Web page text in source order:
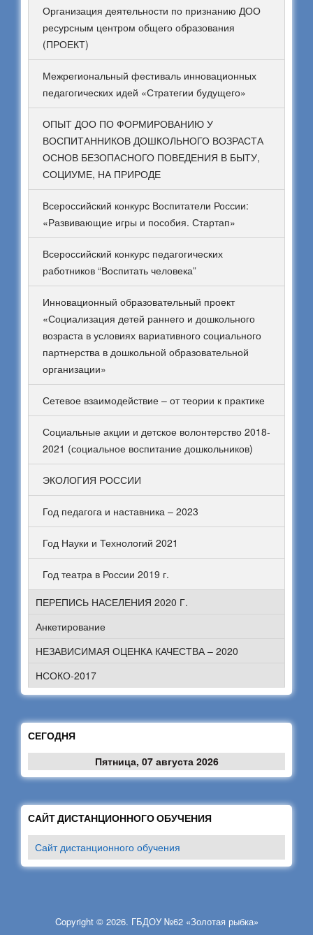
Организация деятельности по признанию ДОО
ресурсным центром общего образования
(ПРОЕКТ)
Межрегиональный фестиваль инновационных
педагогических идей «Стратегии будущего»
ОПЫТ ДОО ПО ФОРМИРОВАНИЮ У
ВОСПИТАННИКОВ ДОШКОЛЬНОГО ВОЗРАСТА
ОСНОВ БЕЗОПАСНОГО ПОВЕДЕНИЯ В БЫТУ,
СОЦИУМЕ, НА ПРИРОДЕ
Всероссийский конкурс Воспитатели России:
«Развивающие игры и пособия. Стартап»
Всероссийский конкурс педагогических
работников “Воспитать человека”
Инновационный образовательный проект
«Социализация детей раннего и дошкольного
возраста в условиях вариативного социального
партнерства в дошкольной образовательной
организации»
Сетевое взаимодействие – от теории к практике
Социальные акции и детское волонтерство 2018-
2021 (социальное воспитание дошкольников)
ЭКОЛОГИЯ РОССИИ
Год педагога и наставника – 2023
Год Науки и Технологий 2021
Год театра в России 2019 г.
ПЕРЕПИСЬ НАСЕЛЕНИЯ 2020 Г.
Анкетирование
НЕЗАВИСИМАЯ ОЦЕНКА КАЧЕСТВА – 2020
НСОКО-2017
СЕГОДНЯ
Пятница, 07 августа 2026
САЙТ ДИСТАНЦИОННОГО ОБУЧЕНИЯ
Сайт дистанционного обучения
Copyright © 2026. ГБДОУ №62 «Золотая рыбка»